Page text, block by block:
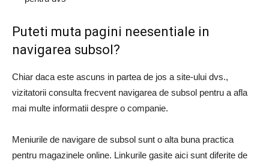
Puteti muta pagini neesentiale in
navigarea subsol?
Chiar daca este ascuns in partea de jos a site-ului dvs.,
vizitatorii consulta frecvent navigarea de subsol pentru a afla
mai multe informatii despre o companie.
Meniurile de navigare de subsol sunt o alta buna practica
pentru magazinele online. Linkurile gasite aici sunt diferite de